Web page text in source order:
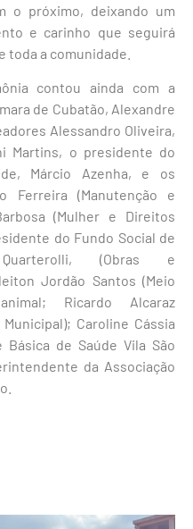
o próximo, deixando um
e carinho que seguirá
a comunidade.
contou ainda com a
de Cubatão, Alexandre
Alessandro Oliveira,
Martins, o presidente do
Márcio Azenha, e os
Ferreira (Manutenção e
(Mulher e Direitos
do Fundo Social de
(Obras e
Jordão Santos (Meio
Ricardo Alcaraz
Caroline Cássia
de Saúde Vila São
da Associação